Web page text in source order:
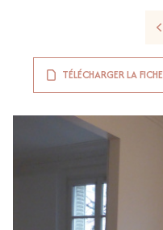
TÉLÉCHARGER LA FICHE